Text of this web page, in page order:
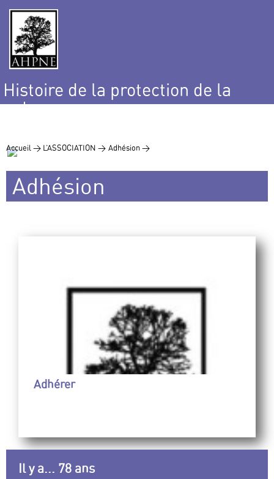
Histoire de la protection de la
nature
Accueil > L’ASSOCIATION > Adhésion >
Adhésion
Adhérer
Il y a... 78 ans